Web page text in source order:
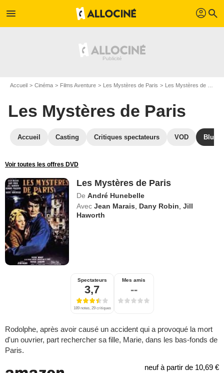
menu profil search
Accueil Cinéma Films Aventure Les Mystères de Paris Les Mystères de Paris en Blu Ray
Les Mystères de Paris
Accueil Casting Critiques spectateurs VOD Blu-
Voir toutes les offres DVD
Les Mystères de Paris
De André Hunebelle
Avec Jean Marais Dany Robin ,Jill
Haworth
Spectateurs
3,7
189 notes, 29 critiques
Mes amis
--
Rodolphe, après avoir causé un accident qui a provoqué la mort
d'un ouvrier, part rechercher sa fille, Marie, dans les bas-fonds de
Paris.
neuf à partir de 10,69 €